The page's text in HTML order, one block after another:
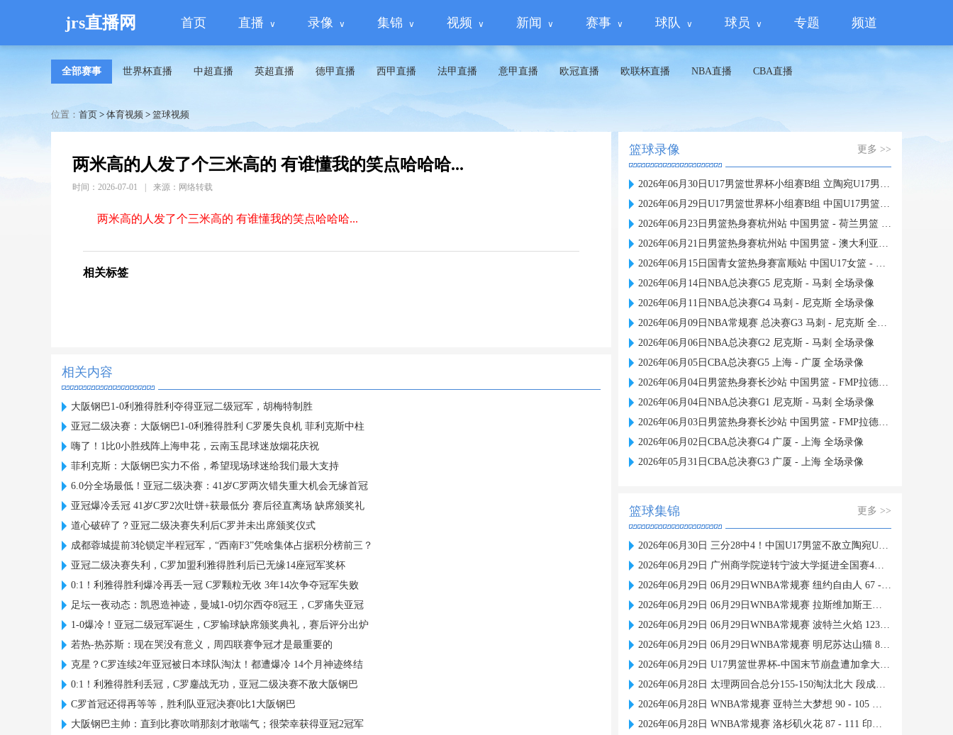
jrs直播网 首页 直播 录像 集锦 视频 新闻 赛事 球队 球员 专题 频道
全部赛事 世界杯直播 中超直播 英超直播 德甲直播 西甲直播 法甲直播 意甲直播 欧冠直播 欧联杯直播 NBA直播 CBA直播
位置： 首页 > 体育视频 > 篮球视频
两米高的人发了个三米高的 有谁懂我的笑点哈哈哈...
时间：2026-07-01 来源：网络转载
两米高的人发了个三米高的 有谁懂我的笑点哈哈哈...
相关标签
相关内容
大阪钢巴1-0利雅得胜利夺得亚冠二级冠军，胡梅特制胜
亚冠二级决赛：大阪钢巴1-0利雅得胜利 C罗屡失良机 菲利克斯中柱
嗨了！1比0小胜残阵上海申花，云南玉昆球迷放烟花庆祝
菲利克斯：大阪钢巴实力不俗，希望现场球迷给我们最大支持
6.0分全场最低！亚冠二级决赛：41岁C罗两次错失重大机会无缘首冠
亚冠爆冷丢冠 41岁C罗2次吐饼+获最低分 赛后径直离场 缺席颁奖礼
道心破碎了？亚冠二级决赛失利后C罗并未出席颁奖仪式
成都蓉城提前3轮锁定半程冠军，“西南F3”凭啥集体占据积分榜前三？
亚冠二级决赛失利，C罗加盟利雅得胜利后已无缘14座冠军奖杯
0:1！利雅得胜利爆冷再丢一冠 C罗颗粒无收 3年14次争夺冠军失败
足坛一夜动态：凯恩造神迹，曼城1-0切尔西夺8冠王，C罗痛失亚冠
1-0爆冷！亚冠二级冠军诞生，C罗输球缺席颁奖典礼，赛后评分出炉
若热-热苏斯：现在哭没有意义，周四联赛争冠才是最重要的
克星？C罗连续2年亚冠被日本球队淘汰！都遭爆冷 14个月神迹终结
0:1！利雅得胜利丢冠，C罗鏖战无功，亚冠二级决赛不敌大阪钢巴
C罗首冠还得再等等，胜利队亚冠决赛0比1大阪钢巴
大阪钢巴主帅：直到比赛吹哨那刻才敢喘气；很荣幸获得亚冠2冠军
篮球录像 更多 >>
2026年06月30日U17男篮世界杯小组赛B组 立陶宛U17男篮 - 中国U17男篮 全场录像
2026年06月29日U17男篮世界杯小组赛B组 中国U17男篮 - 加拿大U17男篮 录像
2026年06月23日男篮热身赛杭州站 中国男篮 - 荷兰男篮 全场录像
2026年06月21日男篮热身赛杭州站 中国男篮 - 澳大利亚男篮 全场录像
2026年06月15日国青女篮热身赛富顺站 中国U17女篮 - 伏伊伏丁那女篮 全场录像
2026年06月14日NBA总决赛G5 尼克斯 - 马刺 全场录像
2026年06月11日NBA总决赛G4 马刺 - 尼克斯 全场录像
2026年06月09日NBA常规赛 总决赛G3 马刺 - 尼克斯 全场录像
2026年06月06日NBA总决赛G2 尼克斯 - 马刺 全场录像
2026年06月05日CBA总决赛G5 上海 - 广厦 全场录像
2026年06月04日男篮热身赛长沙站 中国男篮 - FMP拉德尼基 全场录像
2026年06月04日NBA总决赛G1 尼克斯 - 马刺 全场录像
2026年06月03日男篮热身赛长沙站 中国男篮 - FMP拉德尼基 全场录像
2026年06月02日CBA总决赛G4 广厦 - 上海 全场录像
2026年05月31日CBA总决赛G3 广厦 - 上海 全场录像
篮球集锦 更多 >>
2026年06月30日 三分28中4！中国U17男篮不敌立陶宛U17男篮 石洺豪18分
2026年06月29日 广州商学院逆转宁波大学挺进全国赛4强 曹梓烽33+8 周乾14+13
2026年06月29日 06月29日WNBA常规赛 纽约自由人 67 - 76 金州女武神 集锦
2026年06月29日 06月29日WNBA常规赛 拉斯维加斯王牌 107 - 99 芝加哥天空 集锦
2026年06月29日 06月29日WNBA常规赛 波特兰火焰 123 - 124 华盛顿神秘人 集锦
2026年06月29日 06月29日WNBA常规赛 明尼苏达山猫 85 - 77 达拉斯飞翼 集锦
2026年06月29日 U17男篮世界杯-中国末节崩盘遭加拿大逆转 狂丢40个后场篮板
2026年06月28日 太理两回合总分155-150淘汰北大 段成果21分 邓奕豪空砍24+8
2026年06月28日 WNBA常规赛 亚特兰大梦想 90 - 105 西雅图风暴 全场集锦
2026年06月28日 WNBA常规赛 洛杉矶火花 87 - 111 印第安纳狂热 全场集锦